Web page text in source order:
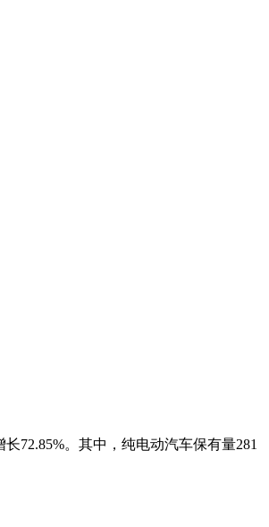
72.85%。其中，纯电动汽车保有量281